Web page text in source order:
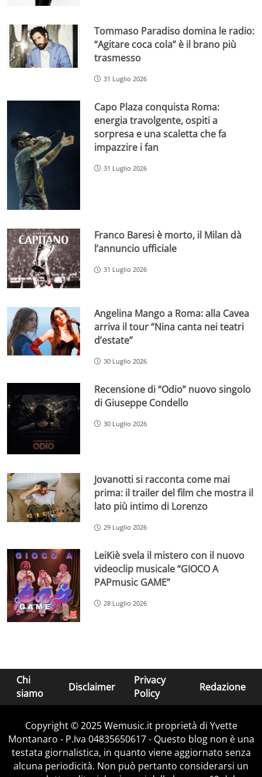
Tommaso Paradiso domina le radio:
“Agitare coca cola” è il brano più
trasmesso
31 Luglio 2026
Capo Plaza conquista Roma:
energia travolgente, ospiti a
sorpresa e una scaletta che fa
impazzire i fan
31 Luglio 2026
Franco Baresi è morto, il Milan dà
l’annuncio ufficiale
31 Luglio 2026
Angelina Mango a Roma: alla Cavea
arriva il tour “Nina canta nei teatri
d’estate”
30 Luglio 2026
Recensione di “Odio” nuovo singolo
di Giuseppe Condello
30 Luglio 2026
Jovanotti si racconta come mai
prima: il trailer del film che mostra il
lato più intimo di Lorenzo
29 Luglio 2026
LeiKiè svela il mistero con il nuovo
videoclip musicale “GIOCO A
PAPmusic GAME”
28 Luglio 2026
Chi
siamo
Disclaimer
Privacy
Policy
Redazione
Copyright © 2025 Wemusic.it proprietà di Yvette
Montanaro - P.Iva 04835650617 - Questo blog non è una
testata giornalistica, in quanto viene aggiornato senza
alcuna periodicità. Non può pertanto considerarsi un